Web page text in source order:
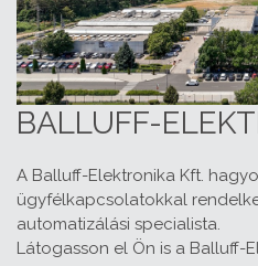
BALLUFF-
A Balluff-Elektronika Kft.
ügyfélkapcsolatokkal
automatizálási specialista.
Látogasson el Ön is a Balluff-